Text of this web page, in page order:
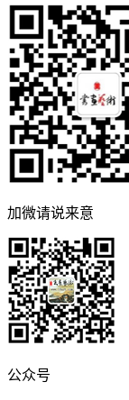
加微请说来意
公众号